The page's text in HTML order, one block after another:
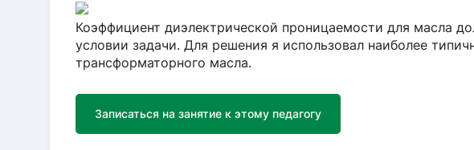
Коэффициент диэлектрической проницаемости для масла
условии задачи. Для решения я использовал наиболее
трансформаторного масла.
Записаться на занятие к этому педагогу